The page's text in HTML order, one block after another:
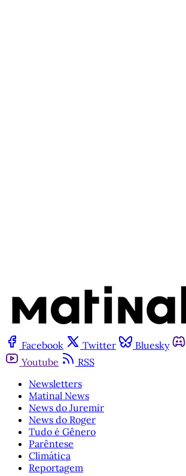
Facebook Twitter Bluesky
Youtube
RSS
Newsletters
Matinal News
News do Juremir
News do Roger
Tudo é Gênero
Parêntese
Climática
Reportagem